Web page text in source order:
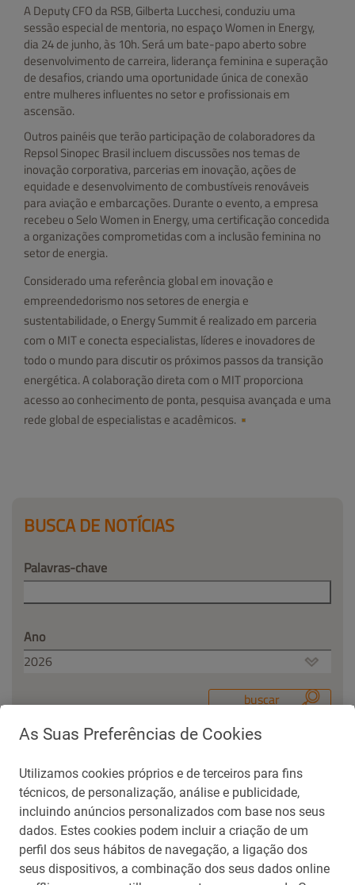
A Deputy CFO da RSB, Gilberta Lucchesi, conduziu uma
sessão especial de mentoria, no espaço Women in Energy,
dia 24 de junho, às 10h. Será um bate-papo aberto sobre
desenvolvimento de carreira, liderança feminina e superação
de desafios, criando uma oportunidade única de conexão
entre mulheres influentes no setor e profissionais em
ascensão.
Outros painéis que terão participação de colaboradores da
Repsol Sinopec Brasil incluem discussões nos temas de
inovação corporativa, parcerias em inovação, ações de
equidade e desenvolvimento de combustíveis renováveis
para aviação e embarcações. Durante o evento, a empresa
recebeu o Selo Women in Energy, uma certificação concedida
a organizações comprometidas com a inclusão feminina no
setor de energia.
Considerado uma referência global em inovação e
empreendedorismo nos setores de energia e
sustentabilidade, o Energy Summit é realizado em parceria
com o MIT e conecta especialistas, líderes e inovadores de
todo o mundo para discutir os próximos passos da transição
energética. A colaboração direta com o MIT proporciona
acesso ao conhecimento de ponta, pesquisa avançada e uma
rede global de especialistas e acadêmicos.
BUSCA DE NOTÍCIAS
Palavras-chave
Ano
Contato para Imprensa
repsolsinopecbrasil@aliarp.com.br
(21) 99271-5488
As Suas Preferências de Cookies
Utilizamos cookies próprios e de terceiros para fins
técnicos, de personalização, análise e publicidade,
incluindo anúncios personalizados com base nos seus
dados. Estes cookies podem incluir a criação de um
perfil dos seus hábitos de navegação, a ligação dos
seus dispositivos, a combinação dos seus dados online